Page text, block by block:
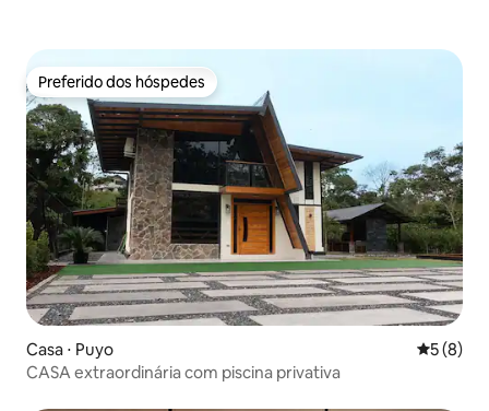
Preferido dos hóspedes
Preferido dos hóspedes
Casa ⋅ Puyo 5 de
5 (8)
CASA extraordinária com piscina privativa